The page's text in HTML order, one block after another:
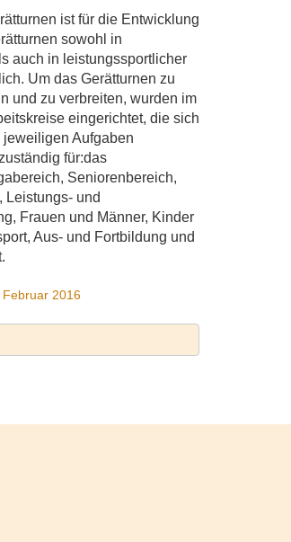
ist für die Entwicklung
sowohl in
auch in leistungssportlicher
Um das Gerätturnen zu
und zu verbreiten, wurden im
eingerichtet, die sich
Aufgaben
für:das
Seniorenbereich,
Leistungs- und
Frauen und Männer, Kinder
Aus- und Fortbildung und
Februar 2016